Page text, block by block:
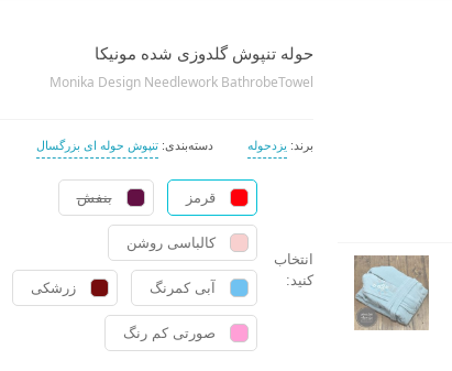
حوله تنپوش گلدوزی شده مونیکا
Monika Design Needlework BathrobeTowel
برند : یزدحوله دسته‌بندی:تنپوش حوله ای بزرگسال
انتخاب
کنید:
قرمز بنفش
کالباسی روشن
آبی کمرنگ زرشکی
صورتی کم رنگ